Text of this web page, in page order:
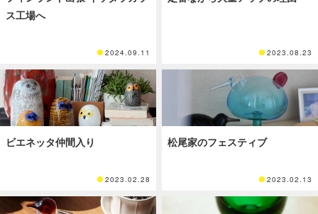
ス工場へ
2024.09.11 2023.08.23
ビエネッタ仲間入り
2023.02.28
松尾家のフェスティブ
2023.02.13